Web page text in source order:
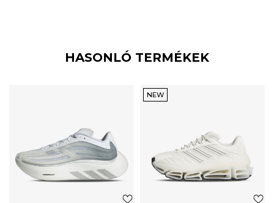
HASONLÓ TERMÉKEK
NEW